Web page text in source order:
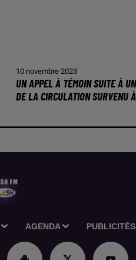
10 novembre 2023
UN APPEL À TÉMOIN SUITE À
DE LA CIRCULATION SURVENU
AGENDA PUBLICITÉS